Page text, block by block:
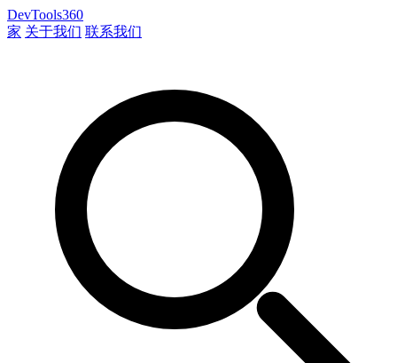
DevTools360
家 关于我们 联系我们